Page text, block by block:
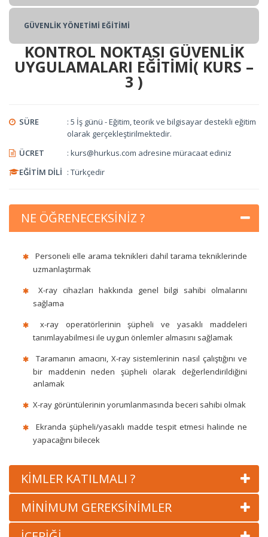
EĞİTİCİNİN EĞİTİMİ
GÜVENLİK YÖNETİMİ EĞİTİMİ
HAVA KARGO ve POSTA TARAMA EĞİTİMİ
TEDARİK GÜVENLİĞİ EĞİTİMİ
KOKPİT VE KABİN PERSONELİ GÜVENLİK EĞİTİMİ
KONTROL NOKTASI GÜVENLİK UYGULAMALARI EĞİTİMİ
TEMEL SİVİL HAVACILIK GÜVENLİĞİ EĞİTİMİ
KONTROL NOKTASI GÜVENLİK
UYGULAMALARI EĞİTİMİ( KURS –
3 )
SÜRE
: 5 İş günü - Eğitim, teorik ve bilgisayar destekli eğitim
olarak gerçekleştirilmektedir.
ÜCRET
: kurs@hurkus.com adresine müracaat ediniz
EĞİTİM DİLİ : Türkçedir
NE ÖĞRENECEKSİNİZ ?
Personeli elle arama teknikleri dahil tarama tekniklerinde
uzmanlaştırmak
X-ray cihazları hakkında genel bilgi sahibi olmalarını
sağlama
x-ray operatörlerinin şüpheli ve yasaklı maddeleri
tanımlayabilmesi ile uygun önlemler almasını sağlamak
Taramanın amacını, X-ray sistemlerinin nasıl çalıştığını ve
bir maddenin neden şüpheli olarak değerlendirildiğini
anlamak
X-ray görüntülerinin yorumlanmasında beceri sahibi olmak
Ekranda şüpheli/yasaklı madde tespit etmesi halinde ne
yapacağını bilecek
KİMLER KATILMALI ?
MİNİMUM GEREKSİNİMLER